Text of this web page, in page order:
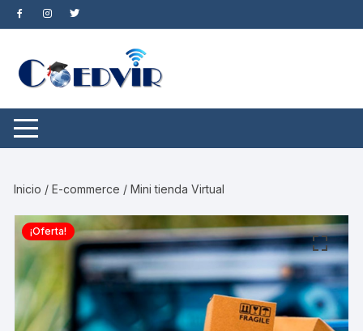
Saltar
al
Inicio /E-commerce / Mini tienda Virtual
¡Oferta!